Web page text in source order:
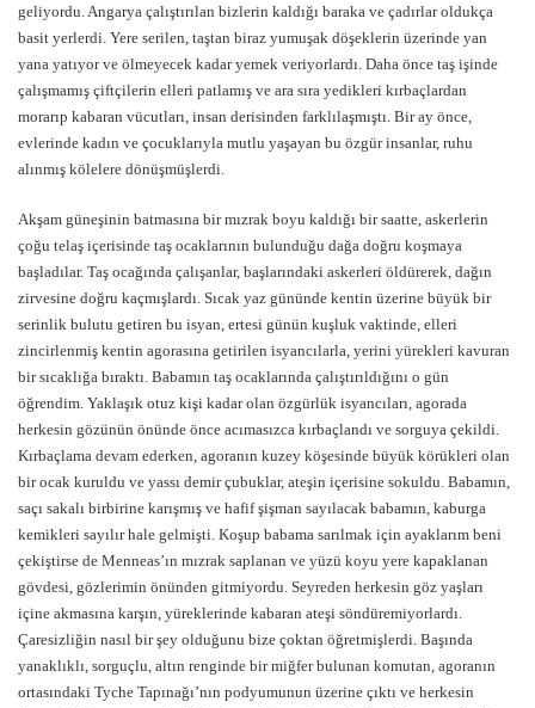
geliyordu. Angarya çalıştırılan bizlerin kaldığı baraka ve çadırlar oldukça
basit yerlerdi. Yere serilen, taştan biraz yumuşak döşeklerin üzerinde yan
yana yatıyor ve ölmeyecek kadar yemek veriyorlardı. Daha önce taş işinde
çalışmamış çiftçilerin elleri patlamış ve ara sıra yedikleri kırbaçlardan
morarıp kabaran vücutları, insan derisinden farklılaşmıştı. Bir ay önce,
evlerinde kadın ve çocuklarıyla mutlu yaşayan bu özgür insanlar, ruhu
alınmış kölelere dönüşmüşlerdi.
Akşam güneşinin batmasına bir mızrak boyu kaldığı bir saatte, askerlerin
çoğu telaş içerisinde taş ocaklarının bulunduğu dağa doğru koşmaya
başladılar. Taş ocağında çalışanlar, başlarındaki askerleri öldürerek, dağın
zirvesine doğru kaçmışlardı. Sıcak yaz gününde kentin üzerine büyük bir
serinlik bulutu getiren bu isyan, ertesi günün kuşluk vaktinde, elleri
zincirlenmiş kentin agorasına getirilen isyancılarla, yerini yürekleri kavuran
bir sıcaklığa bıraktı. Babamın taş ocaklarında çalıştırıldığını o gün
öğrendim. Yaklaşık otuz kişi kadar olan özgürlük isyancıları, agorada
herkesin gözünün önünde önce acımasızca kırbaçlandı ve sorguya çekildi.
Kırbaçlama devam ederken, agoranın kuzey köşesinde büyük körükleri olan
bir ocak kuruldu ve yassı demir çubuklar, ateşin içerisine sokuldu. Babamın,
saçı sakalı birbirine karışmış ve hafif şişman sayılacak babamın, kaburga
kemikleri sayılır hale gelmişti. Koşup babama sarılmak için ayaklarım beni
çekiştirse de Menneas’ın mızrak saplanan ve yüzü koyu yere kapaklanan
gövdesi, gözlerimin önünden gitmiyordu. Seyreden herkesin göz yaşları
içine akmasına karşın, yüreklerinde kabaran ateşi söndüremiyorlardı.
Çaresizliğin nasıl bir şey olduğunu bize çoktan öğretmişlerdi. Başında
yanaklıklı, sorguçlu, altın renginde bir miğfer bulunan komutan, agoranın
ortasındaki Tyche Tapınağı’nın podyumunun üzerine çıktı ve herkesin